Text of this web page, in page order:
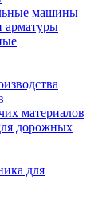
машины
арматуры
материалов
дорожных
для